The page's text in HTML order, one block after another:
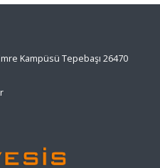
Kampüsü Tepebaşı 26470